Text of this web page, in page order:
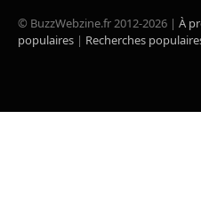
© BuzzWebzine.fr 2012-2026 | À
populaires | Recherches